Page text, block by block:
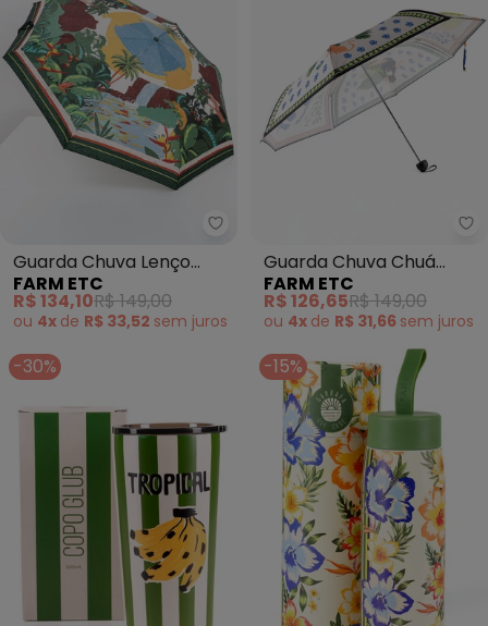
Farm Etc - Guarda Chuva
Guarda Chuva Lenço
Pedra da Gavea (Verde)
FARM ETC
R$ 134,10R$ 149,00
ou 4x de R$ 33,52 sem juros
Guarda Chuva Chuá
Esporte Sunset (Verde)
FARM ETC
R$ 126,65R$ 149,00
ou 4x de R$ 31,66 sem juros
-30% -15%